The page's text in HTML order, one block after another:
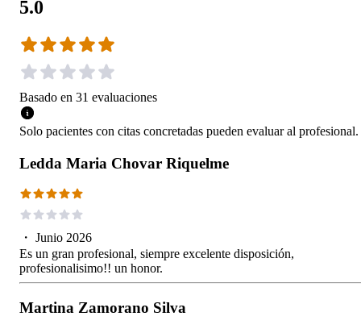
5.0
Basado en 31 evaluaciones
Solo pacientes con citas concretadas pueden evaluar al profesional.
Ledda Maria Chovar Riquelme
・ Junio 2026
Es un gran profesional, siempre excelente disposición,
profesionalisimo!! un honor.
Martina Zamorano Silva